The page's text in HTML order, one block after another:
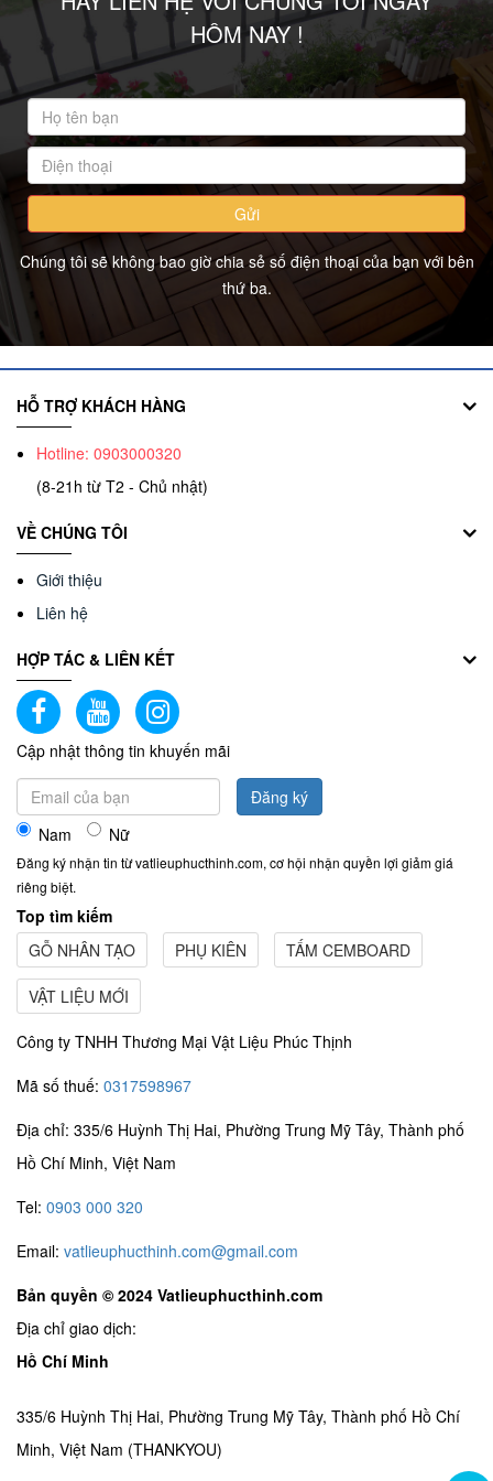
Tấm xi măng, ứng dụng tấm xi…
Ngày 31
03 2023
Gỗ công nghiệp là gì, báo giá…
Ngày 31
03 2023
Giới thiệu tổng hợp nhựa đài loan…
Ngày 03
04 2023
Giới thiệu tổng hợp về xốp dán…
HÔM NAY !
Gửi
Chúng tôi sẽ không bao giờ chia sẻ số điện thoại của bạn với bên
thứ ba.
HỖ TRỢ KHÁCH HÀNG
Hotline: 0903000320
(8-21h từ T2 - Chủ nhật)
VỀ CHÚNG TÔI
Giới thiệu
Liên hệ
HỢP TÁC & LIÊN KẾT
Cập nhật thông tin khuyến mãi
Nam Nữ
Đăng ký
Đăng ký nhận tin từ vatlieuphucthinh.com, cơ hội nhận quyền lợi giảm giá
riêng biệt.
Top tìm kiếm
GỖ NHÂN TẠO
PHỤ KIÊN TẤM CEMBOARD
VẬT LIỆU MỚI
Công ty TNHH Thương Mại Vật Liệu Phúc Thịnh
Mã số thuế: 0317598967
Địa chỉ: 335/6 Huỳnh Thị Hai, Phường Trung Mỹ Tây, Thành phố
Hồ Chí Minh, Việt Nam
Tel: 0903 000 320
Email: vatlieuphucthinh.com@gmail.com
Bản quyền © 2024 Vatlieuphucthinh.com
Địa chỉ giao dịch:
Hồ Chí Minh
335/6 Huỳnh Thị Hai, Phường Trung Mỹ Tây, Thành phố Hồ Chí
Minh, Việt Nam (THANKYOU)